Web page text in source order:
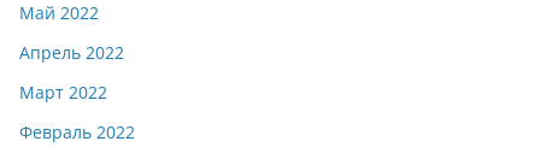
Май 2022
Апрель 2022
Март 2022
Февраль 2022